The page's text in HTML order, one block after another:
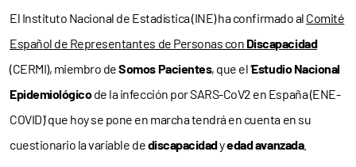
El Instituto Nacional de Estadística (INE) ha confirmado al Comité
Español de Representantes de Personas con Discapacidad
(CERMI), miembro deSomos Pacientes, que el ‘Estudio Nacional
Epidemiológicode la infección por SARS-CoV2 en España (ENE-
COVID)’ que hoy se pone en marcha tendrá en cuenta en su
cuestionario la variable dediscapacidadyedad avanzada.